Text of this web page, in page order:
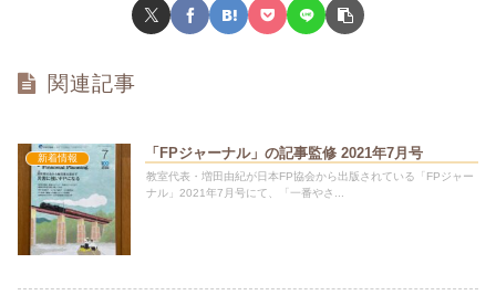
関連記事
新着情報 「FPジャーナル」の記事監修 2021年7月号
教室代表・増田由紀が日本FP協会から出版されている「FPジャー
ナル」2021年7月号にて、「一番やさ...